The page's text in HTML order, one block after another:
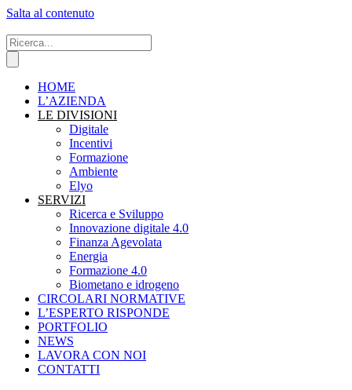
Salta al contenuto
HOME
L’AZIENDA
LE DIVISIONI
Digitale
Incentivi
Formazione
Ambiente
Elyo
SERVIZI
Ricerca e Sviluppo
Innovazione digitale 4.0
Finanza Agevolata
Energia
Formazione 4.0
Biometano e idrogeno
CIRCOLARI NORMATIVE
L’ESPERTO RISPONDE
PORTFOLIO
NEWS
LAVORA CON NOI
CONTATTI